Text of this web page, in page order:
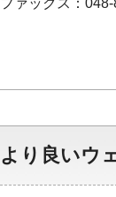
ファックス：
より良いウ